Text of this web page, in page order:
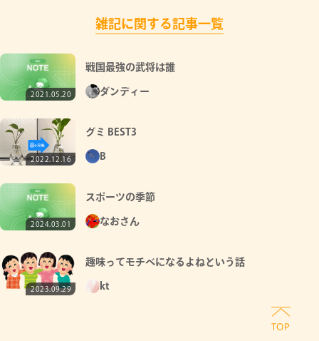
雑記に関する記事一覧
2021.05.20
戦国最強の武将は誰
ダンディー
2022.12.16
グミ BEST3
B
2024.03.01
スポーツの季節
なおさん
2023.09.29
趣味ってモチベになるよねという話
kt